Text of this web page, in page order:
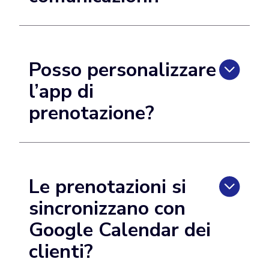
Posso personalizzare
l’app di
prenotazione?
Le prenotazioni si
sincronizzano con
Google Calendar dei
clienti?